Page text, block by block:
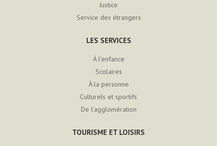
Justice
Service des étrangers
LES SERVICES
À l’enfance
Scolaires
À la personne
Culturels et sportifs
De l’agglomération
TOURISME ET LOISIRS